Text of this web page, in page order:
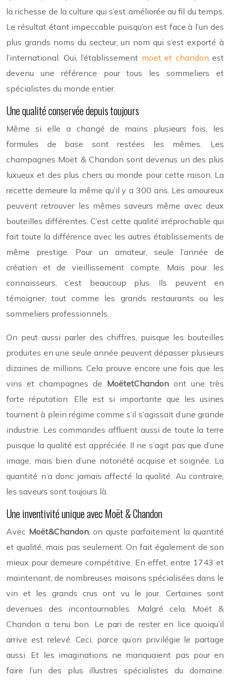
la richesse de la culture qui s’est améliorée au fil du temps.
Le résultat étant impeccable puisqu’on est face à l’un des
plus grands noms du secteur, un nom qui s’est exporté à
l’international. Oui, l’établissement moet et chandon est
devenu une référence pour tous les sommeliers et
spécialistes du monde entier.
Une qualité conservée depuis toujours
Même si elle a changé de mains plusieurs fois, les
formules de base sont restées les mêmes. Les
champagnes Moët & Chandon sont devenus un des plus
luxueux et des plus chers au monde pour cette raison. La
recette demeure la même qu’il y a 300 ans. Les amoureux
peuvent retrouver les mêmes saveurs même avec deux
bouteilles différentes. C’est cette qualité irréprochable qui
fait toute la différence avec les autres établissements de
même prestige. Pour un amateur, seule l’année de
création et de vieillissement compte. Mais pour les
connaisseurs, c’est beaucoup plus. Ils peuvent en
témoigner, tout comme les grands restaurants ou les
sommeliers professionnels.
On peut aussi parler des chiffres, puisque les bouteilles
produites en une seule année peuvent dépasser plusieurs
dizaines de millions. Cela prouve encore une fois que les
vins et champagnes de MoëtetChandon ont une très
forte réputation. Elle est si importante que les usines
tournent à plein régime comme s’il s’agissait d’une grande
industrie. Les commandes affluent aussi de toute la terre
puisque la qualité est appréciée. Il ne s’agit pas que d’une
image, mais bien d’une notoriété acquise et soignée. La
quantité n’a donc jamais affecté la qualité. Au contraire,
les saveurs sont toujours là.
Une inventivité unique avec Moët & Chandon
Avec Moët&Chandon, on ajuste parfaitement la quantité
et qualité, mais pas seulement. On fait également de son
mieux pour demeure compétitive. En effet, entre 1743 et
maintenant, de nombreuses maisons spécialisées dans le
vin et les grands crus ont vu le jour. Certaines sont
devenues des incontournables. Malgré cela, Moët &
Chandon a tenu bon. Le pari de rester en lice quoiqu’il
arrive est relevé. Ceci, parce qu’on privilégie le partage
aussi. Et les imaginations ne manquaient pas pour en
faire l’un des plus illustres spécialistes du domaine.